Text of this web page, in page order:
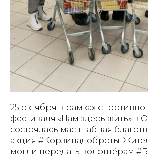
25 октября в рамках
фестиваля «Нам здесь жить» в
состоялась масштабная
акция #Корзинадоброты.
могли передать волонтёрам